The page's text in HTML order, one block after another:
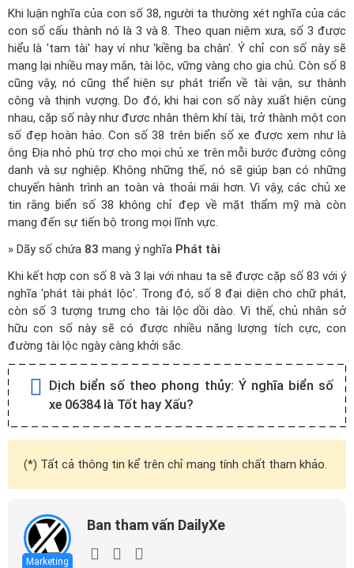
Khi luận nghĩa của con số 38, người ta thường xét nghĩa của các
con số cấu thành nó là 3 và 8. Theo quan niệm xưa, số 3 được
hiểu là 'tam tài' hay ví như 'kiềng ba chân'. Ý chỉ con số này sẽ
mang lại nhiều may mắn, tài lộc, vững vàng cho gia chủ. Còn số 8
cũng vậy, nó cũng thể hiện sự phát triển về tài vận, sự thành
công và thịnh vượng. Do đó, khi hai con số này xuất hiện cùng
nhau, cặp số này như được nhân thêm khí tài, trở thành một con
số đẹp hoàn hảo. Con số 38 trên biển số xe được xem như là
ông Địa nhỏ phù trợ cho mọi chủ xe trên mỗi bước đường công
danh và sự nghiệp. Không những thế, nó sẽ giúp bạn có những
chuyến hành trình an toàn và thoải mái hơn. Vì vậy, các chủ xe
tin rằng biển số 38 không chỉ đẹp về mặt thẩm mỹ mà còn
mang đến sự tiến bộ trong mọi lĩnh vực.
» Dãy số chứa 83 mang ý nghĩa Phát tài
Khi kết hợp con số 8 và 3 lại với nhau ta sẽ được cặp số 83 với ý
nghĩa 'phát tài phát lộc'. Trong đó, số 8 đại diện cho chữ phát,
còn số 3 tượng trưng cho tài lộc dồi dào. Vì thế, chủ nhân sở
hữu con số này sẽ có được nhiều năng lượng tích cực, con
đường tài lộc ngày càng khởi sắc.
Dịch biển số theo phong thủy: Ý nghĩa biển số
xe 06384 là Tốt hay Xấu?
(*) Tất cả thông tin kể trên chỉ mang tính chất tham khảo.
Marketing
Ban tham vấn DailyXe